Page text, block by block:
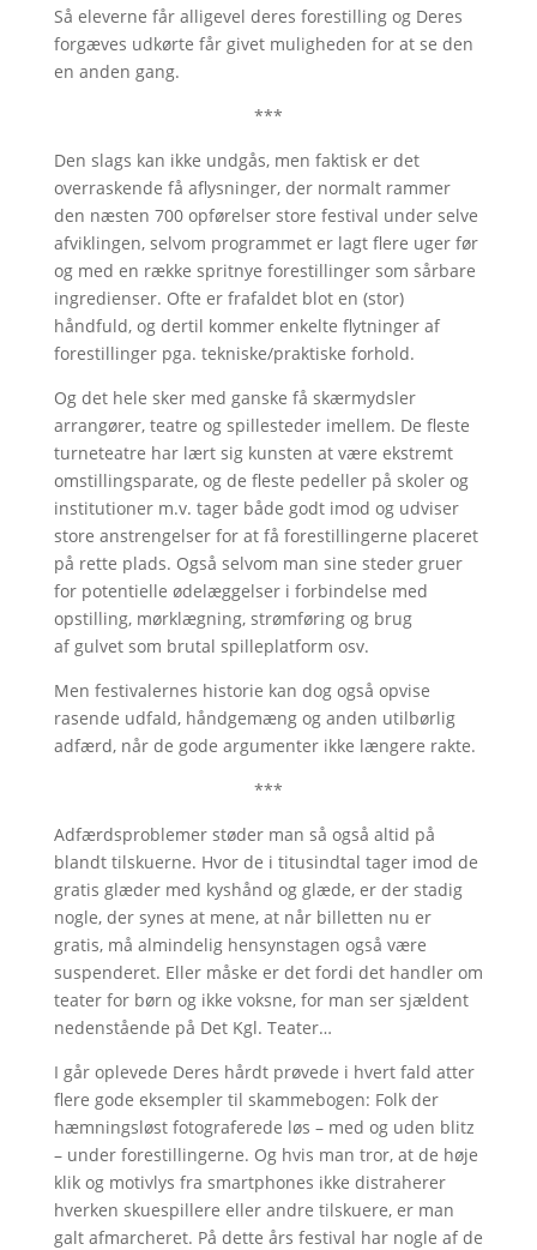
Så eleverne får alligevel deres forestilling og Deres
forgæves udkørte får givet muligheden for at se den
en anden gang.
***
Den slags kan ikke undgås, men faktisk er det
overraskende få aflysninger, der normalt rammer
den næsten 700 opførelser store festival under selve
afviklingen, selvom programmet er lagt flere uger før
og med en række spritnye forestillinger som sårbare
ingredienser. Ofte er frafaldet blot en (stor)
håndfuld, og dertil kommer enkelte flytninger af
forestillinger pga. tekniske/praktiske forhold.
Og det hele sker med ganske få skærmydsler
arrangører, teatre og spillesteder imellem. De fleste
turneteatre har lært sig kunsten at være ekstremt
omstillingsparate, og de fleste pedeller på skoler og
institutioner m.v. tager både godt imod og udviser
store anstrengelser for at få forestillingerne placeret
på rette plads. Også selvom man sine steder gruer
for potentielle ødelæggelser i forbindelse med
opstilling, mørklægning, strømføring og brug
af gulvet som brutal spilleplatform osv.
Men festivalernes historie kan dog også opvise
rasende udfald, håndgemæng og anden utilbørlig
adfærd, når de gode argumenter ikke længere rakte.
***
Adfærdsproblemer støder man så også altid på
blandt tilskuerne. Hvor de i titusindtal tager imod de
gratis glæder med kyshånd og glæde, er der stadig
nogle, der synes at mene, at når billetten nu er
gratis, må almindelig hensynstagen også være
suspenderet. Eller måske er det fordi det handler om
teater for børn og ikke voksne, for man ser sjældent
nedenstående på Det Kgl. Teater…
I går oplevede Deres hårdt prøvede i hvert fald atter
flere gode eksempler til skammebogen: Folk der
hæmningsløst fotograferede løs – med og uden blitz
– under forestillingerne. Og hvis man tror, at de høje
klik og motivlys fra smartphones ikke distraherer
hverken skuespillere eller andre tilskuere, er man
galt afmarcheret. På dette års festival har nogle af de